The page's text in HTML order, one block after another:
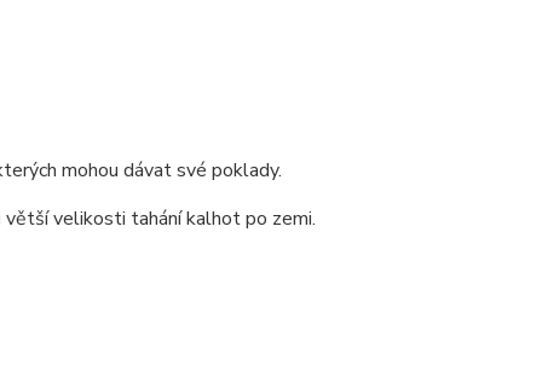
mohou dávat své poklady.
větší velikosti tahání kalhot po zemi.